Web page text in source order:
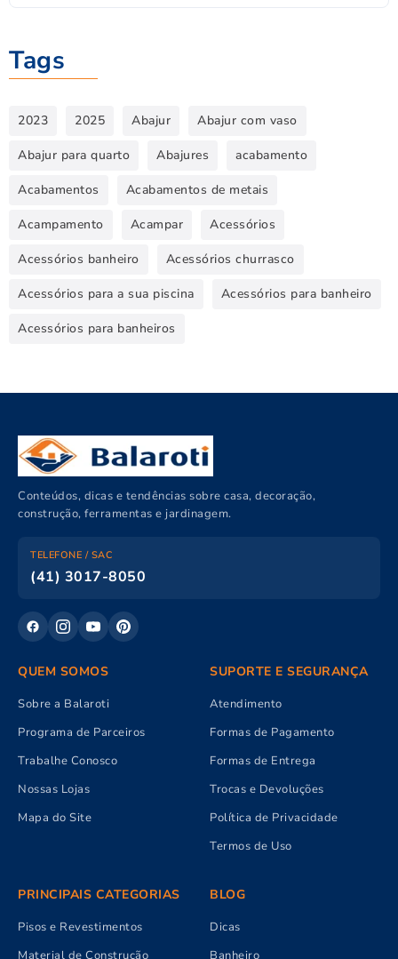
Tags
2023 2025 Abajur Abajur com vaso
Abajur para quarto Abajures acabamento
Acabamentos Acabamentos de metais
Acampamento Acampar Acessórios
Acessórios banheiro Acessórios churrasco
Acessórios para a sua piscina Acessórios para banheiro
Acessórios para banheiros
Conteúdos, dicas e tendências sobre casa, decoração,
construção, ferramentas e jardinagem.
TELEFONE / SAC
(41) 3017-8050
QUEM SOMOS
Sobre a Balaroti
Programa de Parceiros
Trabalhe Conosco
Nossas Lojas
Mapa do Site
SUPORTE E SEGURANÇA
Atendimento
Formas de Pagamento
Formas de Entrega
Trocas e Devoluções
Política de Privacidade
Termos de Uso
PRINCIPAIS CATEGORIAS
Pisos e Revestimentos
Material de Construção
BLOG
Dicas
Banheiro